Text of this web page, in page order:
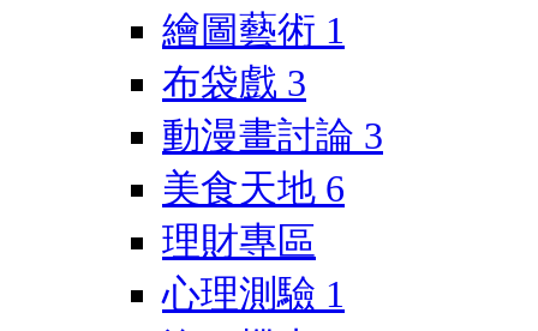
繪圖藝術 1
布袋戲 3
動漫畫討論 3
美食天地 6
理財專區
心理測驗 1